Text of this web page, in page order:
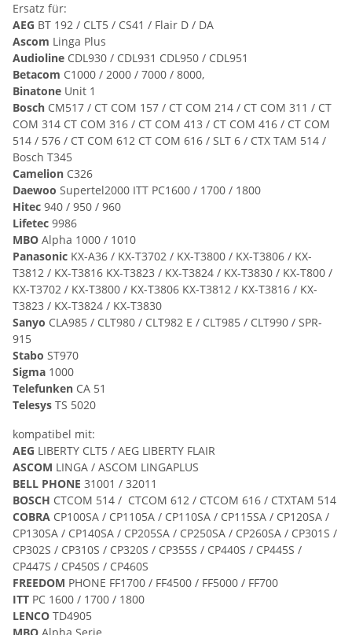
Ersatz für:
AEG BT 192 / CLT5 / CS41 / Flair D / DA
Ascom Linga Plus
Audioline CDL930 / CDL931 CDL950 / CDL951
Betacom C1000 / 2000 / 7000 / 8000,
Binatone Unit 1
Bosch CM517 / CT COM 157 / CT COM 214 / CT COM 311 / CT
COM 314 CT COM 316 / CT COM 413 / CT COM 416 / CT COM
514 / 576 / CT COM 612 CT COM 616 / SLT 6 / CTX TAM 514 /
Bosch T345
Camelion C326
Daewoo Supertel2000 ITT PC1600 / 1700 / 1800
Hitec 940 / 950 / 960
Lifetec 9986
MBO Alpha 1000 / 1010
Panasonic KX-A36 / KX-T3702 / KX-T3800 / KX-T3806 / KX-
T3812 / KX-T3816 KX-T3823 / KX-T3824 / KX-T3830 / KX-T800 /
KX-T3702 / KX-T3800 / KX-T3806 KX-T3812 / KX-T3816 / KX-
T3823 / KX-T3824 / KX-T3830
Sanyo CLA985 / CLT980 / CLT982 E / CLT985 / CLT990 / SPR-
915
Stabo ST970
Sigma 1000
Telefunken CA 51
Telesys TS 5020
kompatibel mit:
AEG LIBERTY CLT5 / AEG LIBERTY FLAIR
ASCOM LINGA / ASCOM LINGAPLUS
BELL PHONE 31001 / 32011
BOSCH CTCOM 514 / CTCOM 612 / CTCOM 616 / CTXTAM 514
COBRA CP100SA / CP1105A / CP110SA / CP115SA / CP120SA /
CP130SA / CP140SA / CP205SA / CP250SA / CP260SA / CP301S /
CP302S / CP310S / CP320S / CP355S / CP440S / CP445S /
CP447S / CP450S / CP460S
FREEDOM PHONE FF1700 / FF4500 / FF5000 / FF700
ITT PC 1600 / 1700 / 1800
LENCO TD4905